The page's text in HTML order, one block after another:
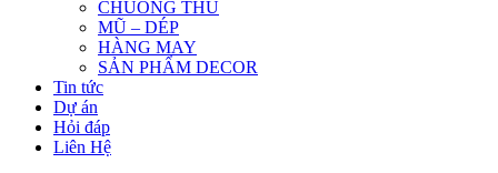
CHUỒNG THÚ
MŨ – DÉP
HÀNG MAY
SẢN PHẨM DECOR
Tin tức
Dự án
Hỏi đáp
Liên Hệ